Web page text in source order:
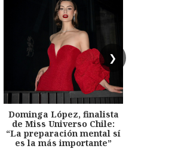
❯
Dominga López, finalista
de Miss Universo Chile:
“La preparación mental sí
es la más importante”